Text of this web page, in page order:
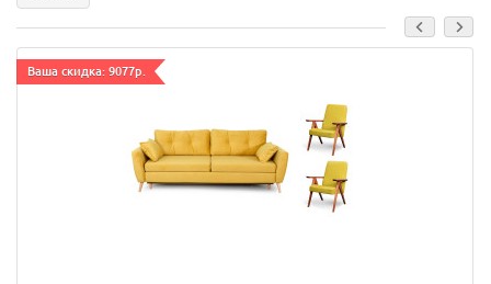
Ваша скидка: 9077р.